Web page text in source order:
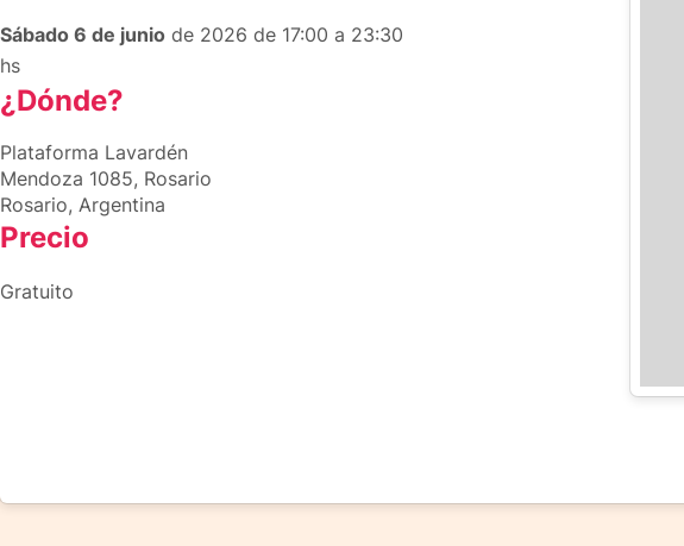
Sábado 6 de junio de 2026 de 17:00 a 23:30
hs
¿Dónde?
Plataforma Lavardén
Mendoza 1085, Rosario
Rosario, Argentina
Precio
Gratuito